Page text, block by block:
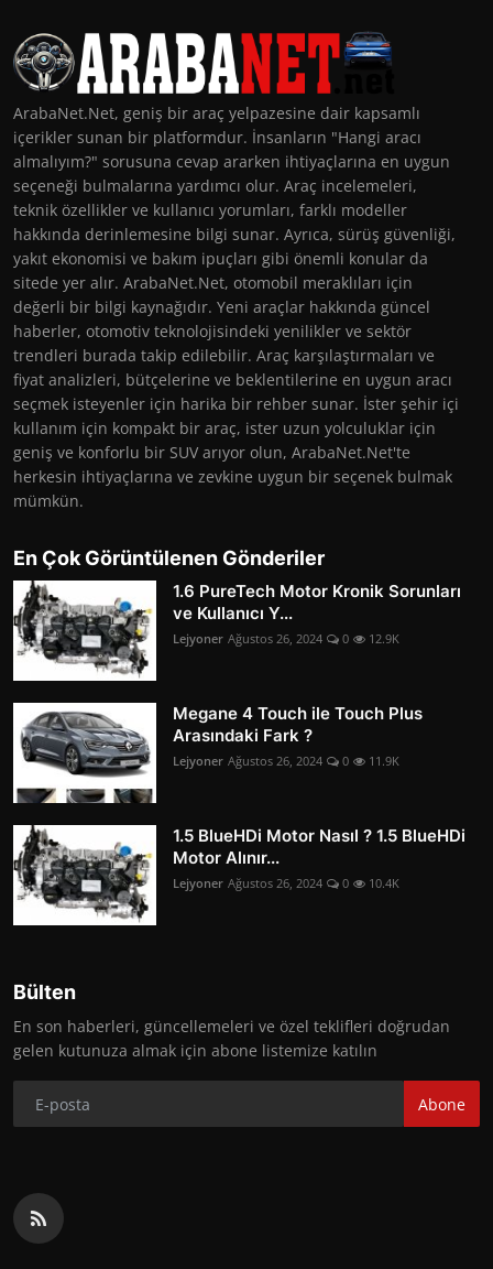
ArabaNet.Net, geniş bir araç yelpazesine dair kapsamlı
içerikler sunan bir platformdur. İnsanların "Hangi aracı
almalıyım?" sorusuna cevap ararken ihtiyaçlarına en uygun
seçeneği bulmalarına yardımcı olur. Araç incelemeleri,
teknik özellikler ve kullanıcı yorumları, farklı modeller
hakkında derinlemesine bilgi sunar. Ayrıca, sürüş güvenliği,
yakıt ekonomisi ve bakım ipuçları gibi önemli konular da
sitede yer alır. ArabaNet.Net, otomobil meraklıları için
değerli bir bilgi kaynağıdır. Yeni araçlar hakkında güncel
haberler, otomotiv teknolojisindeki yenilikler ve sektör
trendleri burada takip edilebilir. Araç karşılaştırmaları ve
fiyat analizleri, bütçelerine ve beklentilerine en uygun aracı
seçmek isteyenler için harika bir rehber sunar. İster şehir içi
kullanım için kompakt bir araç, ister uzun yolculuklar için
geniş ve konforlu bir SUV arıyor olun, ArabaNet.Net'te
herkesin ihtiyaçlarına ve zevkine uygun bir seçenek bulmak
mümkün.
En Çok Görüntülenen Gönderiler
1.6 PureTech Motor Kronik Sorunları
ve Kullanıcı Y...
Lejyoner Ağustos 26, 2024 0 12.9K
Megane 4 Touch ile Touch Plus
Arasındaki Fark ?
Lejyoner Ağustos 26, 2024 0 11.9K
1.5 BlueHDi Motor Nasıl ? 1.5 BlueHDi
Motor Alınır...
Lejyoner Ağustos 26, 2024 0 10.4K
Bülten
En son haberleri, güncellemeleri ve özel teklifleri doğrudan
gelen kutunuza almak için abone listemize katılın
Abone